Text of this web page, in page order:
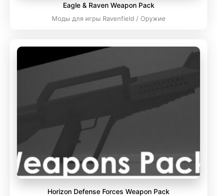
Eagle & Raven Weapon Pack
Моды для игры Ravenfield / Оружие
Horizon Defense Forces Weapon Pack